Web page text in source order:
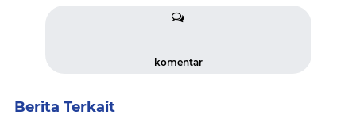
komentar
Berita Terkait